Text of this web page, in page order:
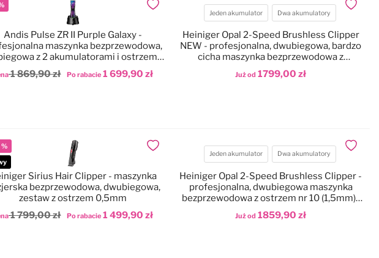
Po rabacie 1 699,90 zł
1 869,90 zł
Andis Pulse ZR II Purple Galaxy -
maszynka bezprzewodowa,
z 2 akumulatorami i ostrzem
CeramicEdge nr 10 (1,5mm)
Dodaj do ulubionych
Akumulatory
Jeden akumulator Dwa akumulatory
Już od 1799,00 zł
Heiniger Opal 2-Speed Brushless Clipper
NEW - profesjonalna, dwubiegowa, bardzo
cicha maszynka bezprzewodowa z
silnikiem bezszczotkowym
Dodaj
%
Po rabacie 1 499,90 zł
1 799,00 zł
Sirius Hair Clipper - maszynka
bezprzewodowa, dwubiegowa,
zestaw z ostrzem 0,5mm
Dodaj do ulubionych
Akumulatory
Jeden akumulator Dwa akumulatory
Już od 1859,90 zł
Heiniger Opal 2-Speed Brushless Clipper -
profesjonalna, dwubiegowa maszynka
bezprzewodowa z ostrzem nr 10 (1,5mm) i
walizką
Dodaj